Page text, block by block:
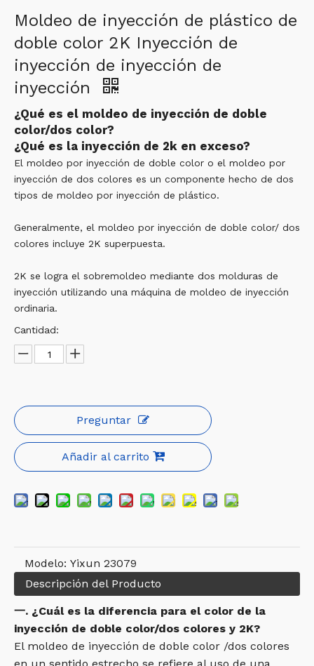
Moldeo de inyección de plástico de
doble color 2K Inyección de
inyección de inyección de
inyección
¿Qué es el moldeo de inyección de doble
color/dos color?
¿Qué es la inyección de 2k en exceso?
El moldeo por inyección de doble color o el moldeo por
inyección de dos colores es un componente hecho de dos
tipos de moldeo por inyección de plástico.
Generalmente, el moldeo por inyección de doble color/ dos
colores incluye 2K superpuesta.
2K se logra el sobremoldeo mediante dos molduras de
inyección utilizando una máquina de moldeo de inyección
ordinaria.
Cantidad:
Preguntar
Añadir al carrito
Modelo: Yixun 23079
Descripción del Producto
一. ¿Cuál es la diferencia para el color de la
inyección de doble color/dos colores y 2K?
El moldeo de inyección de doble color /dos colores